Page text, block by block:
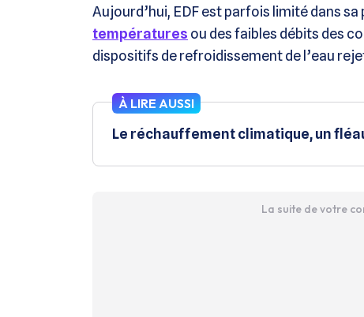
Aujourd’hui, EDF est parfois limité dans
températures ou des faibles débits des
dispositifs de refroidissement de l’eau
À LIRE AUSSI
Le réchauffement climatique, un
La suite de votre